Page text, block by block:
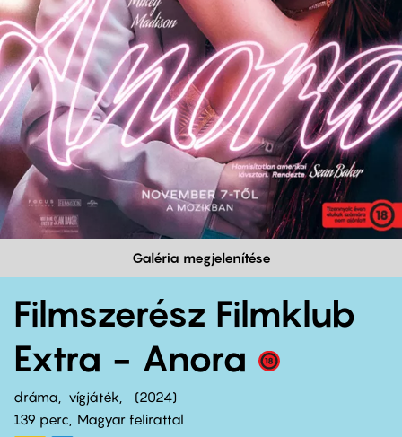
Galéria megjelenítése
Filmszerész Filmklub
Extra - Anora
dráma vígjáték
2024
139 perc,
Magyar felirattal